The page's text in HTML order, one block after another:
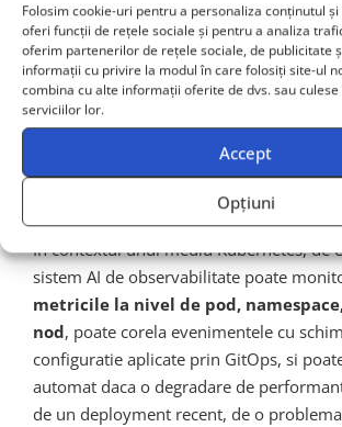
Folosim cookie-uri pentru a personaliza conținutul
oferi funcții de rețele sociale și pentru a analiza
oferim partenerilor de rețele sociale, de publicitate
informații cu privire la modul în care folosiți site-ul
combina cu alte informații oferite de dvs. sau
serviciilor lor.
Accept
Opțiuni
inlocuirea integrala a infrastructurii de
existente. Platformele moderne sunt
integrare nativa cu ecosistemele
functiune. Prin conectori standardizati
Prometheus, Grafana, PagerDuty,
Slack, layerul AI se suprapune peste
adauga inteligenta contextuala fara a
workflow-urile echipelor.
In contextul unui mediu Kubernetes, de
sistem AI de observabilitate poate
metricile la nivel de pod,
nod, poate corela evenimentele cu
configuratie aplicate prin GitOps, si
automat daca o degradare de
de un deployment recent, de o